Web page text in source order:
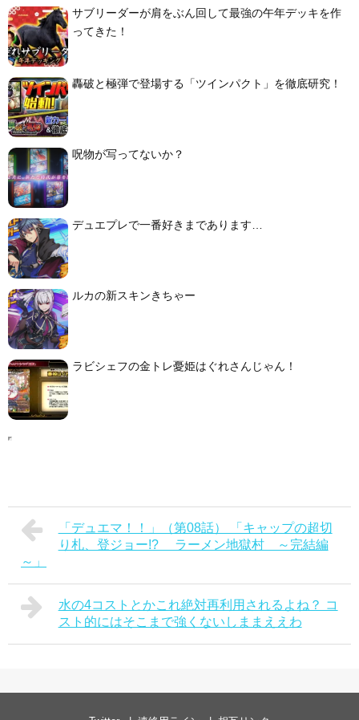
サブリーダーが肩をぶん回して最強の午年デッキを作
ってきた！
轟破と極弾で登場する「ツインパクト」を徹底研究！
呪物が写ってないか？
デュエプレで一番好きまであります…
ルカの新スキンきちゃー
ラビシェフの金トレ憂姫はぐれさんじゃん！
「デュエマ！！」（第08話） 「キャップの超切
り札、登ジョー!? ラーメン地獄村 ～完結編
～」
水の4コストとかこれ絶対再利用されるよね？ コ
スト的にはそこまで強くないしままええわ